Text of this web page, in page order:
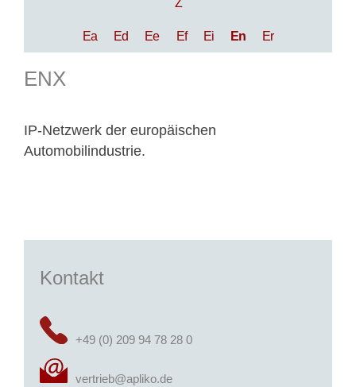
Ea Ed Ee Ef Ei En Er
ENX
IP-Netzwerk der europäischen
Automobilindustrie.
Kontakt
+49 (0) 209 94 78 28 0
vertrieb@apliko.de